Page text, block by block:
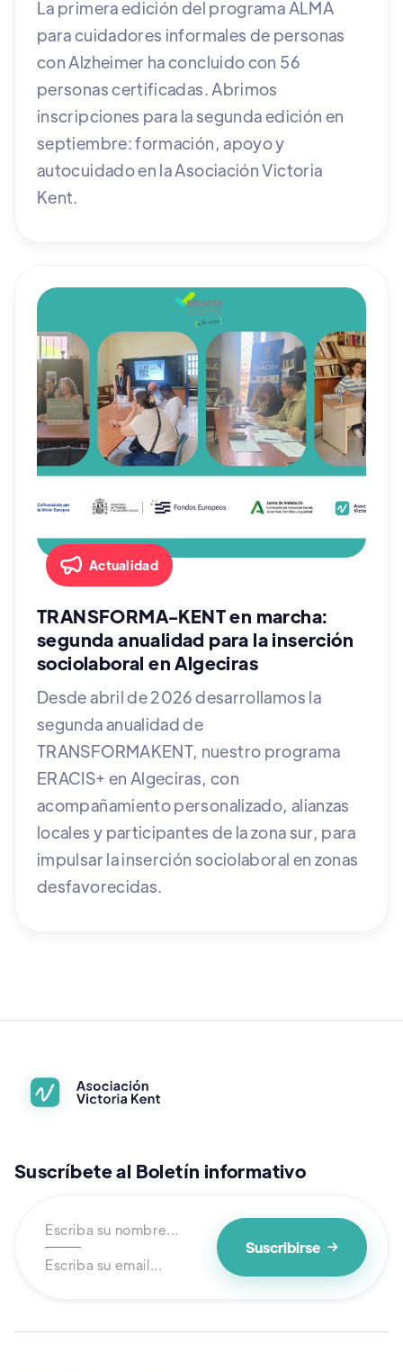
La primera edición del programa ALMA
para cuidadores informales de personas
con Alzheimer ha concluido con 56
personas certificadas. Abrimos
inscripciones para la segunda edición en
septiembre: formación, apoyo y
autocuidado en la Asociación Victoria
Kent.
Actualidad
TRANSFORMA-KENT en marcha:
segunda anualidad para la inserción
sociolaboral en Algeciras
Desde abril de 2026 desarrollamos la
segunda anualidad de
TRANSFORMAKENT, nuestro programa
ERACIS+ en Algeciras, con
acompañamiento personalizado, alianzas
locales y participantes de la zona sur, para
impulsar la inserción sociolaboral en zonas
desfavorecidas.
Suscríbete al Boletín informativo
